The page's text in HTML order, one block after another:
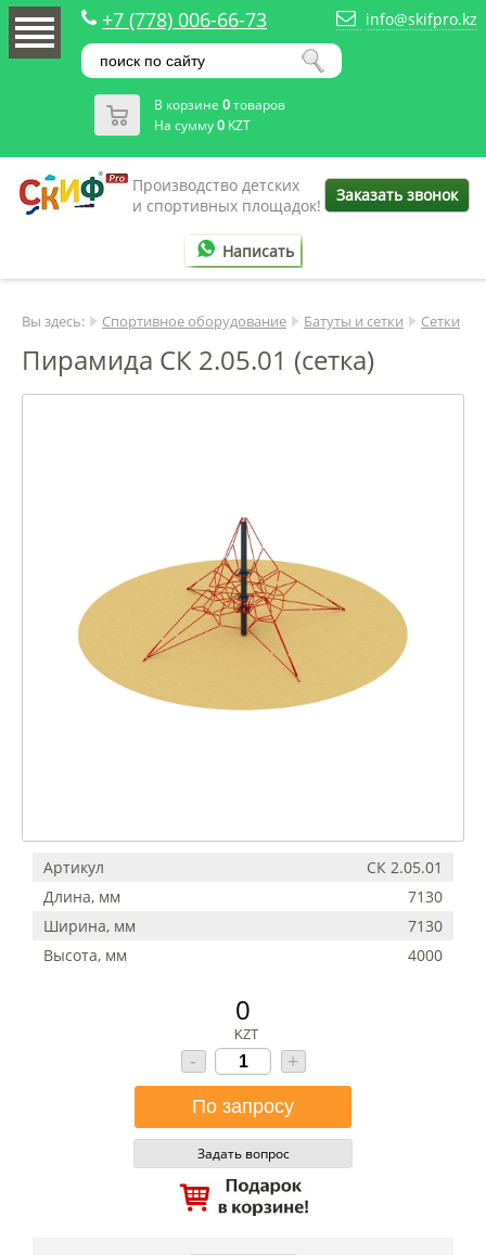
+7 (778) 006-66-73 info@skifpro.kz
В корзине 0товаров
На сумму0 KZT
Производство детских
и спортивных площадок!
Заказать звонок
Написать
Вы здесь: Спортивное оборудование Батуты и сетки Сетки
Пирамида СК 2.05.01 (сетка)
Артикул
СК 2.05.01
Длина, мм
7130
Ширина, мм
7130
Высота, мм
4000
0
KZT
- +
Задать вопрос